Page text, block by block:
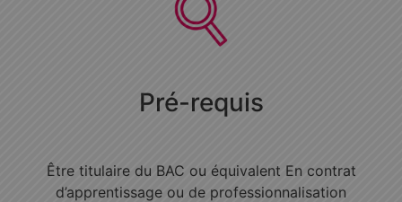
Pré-requis
Être titulaire du BAC ou équivalent En contrat
d’apprentissage ou de professionnalisation